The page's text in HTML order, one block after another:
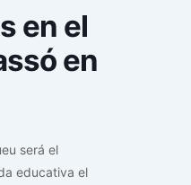
en el
en
será el
educativa el